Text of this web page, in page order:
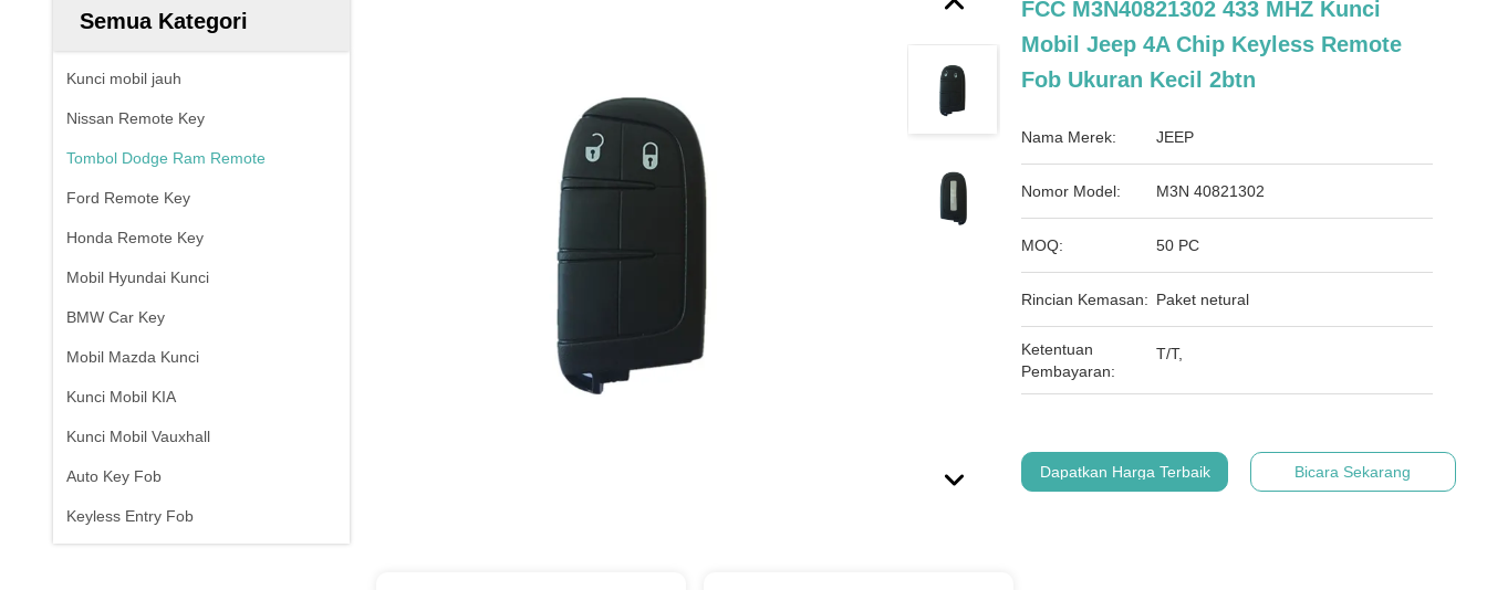
Semua Kategori
Kunci mobil jauh
Nissan Remote Key
Tombol Dodge Ram Remote
Ford Remote Key
Honda Remote Key
Mobil Hyundai Kunci
BMW Car Key
Mobil Mazda Kunci
Kunci Mobil KIA
Kunci Mobil Vauxhall
Auto Key Fob
Keyless Entry Fob
FCC M3N40821302 433 MHZ Kunci
Mobil Jeep 4A Chip Keyless Remote
Fob Ukuran Kecil 2btn
Nama Merek: JEEP
Nomor Model: M3N 40821302
MOQ: 50 PC
Rincian Kemasan: Paket netural
Ketentuan
Pembayaran:
T/T,
Dapatkan Harga Terbaik Bicara Sekarang